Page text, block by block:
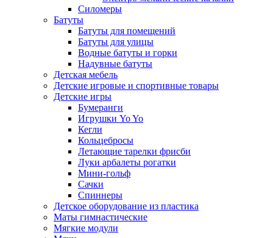
Силомеры
Батуты
Батуты для помещений
Батуты для улицы
Водные батуты и горки
Надувные батуты
Детская мебель
Детские игровые и спортивные товары
Детские игры
Бумеранги
Игрушки Yo Yo
Кегли
Кольцебросы
Летающие тарелки фрисби
Луки арбалеты рогатки
Мини-гольф
Сачки
Спиннеры
Детское оборудование из пластика
Маты гимнастические
Мягкие модули